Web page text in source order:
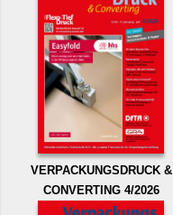
VERPACKUNGSDRUCK &
CONVERTING 4/2026